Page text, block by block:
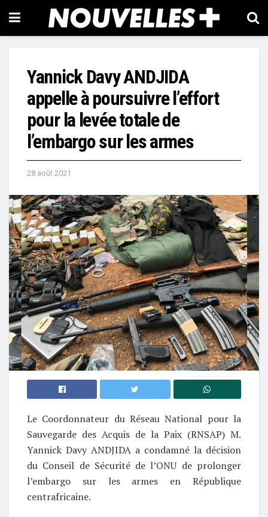
Yannick Davy ANDJIDA
appelle à poursuivre l’effort
pour la levée totale de
l’embargo sur les armes
28 août 2021
Le Coordonnateur du Réseau National pour la
Sauvegarde des Acquis de la Paix (RNSAP) M.
Yannick Davy ANDJIDA a condamné la décision
du Conseil de Sécurité de l’ONU de prolonger
l’embargo sur les armes en République
centrafricaine.